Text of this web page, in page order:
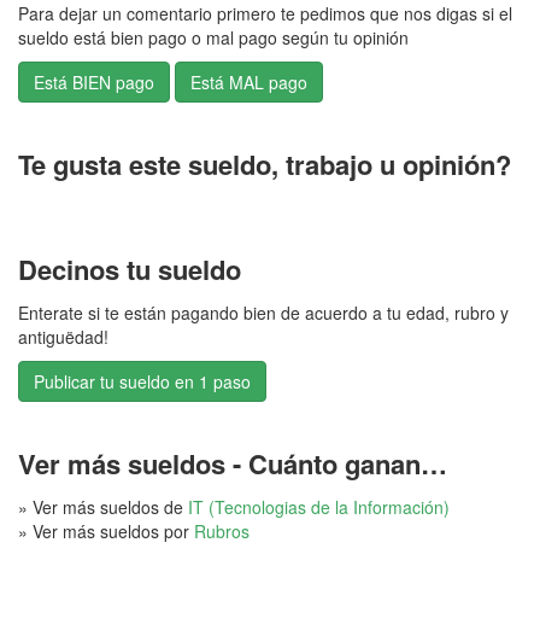
Para dejar un comentario primero te pedimos que nos digas si el
sueldo está bien pago o mal pago según tu opinión
Te gusta este sueldo, trabajo u opinión?
Decinos tu sueldo
Enterate si te están pagando bien de acuerdo a tu edad, rubro y
antiguëdad!
Publicar tu sueldo en 1 paso
Ver más sueldos - Cuánto ganan…
» Ver más sueldos de IT (Tecnologias de la Información)
» Ver más sueldos por Rubros